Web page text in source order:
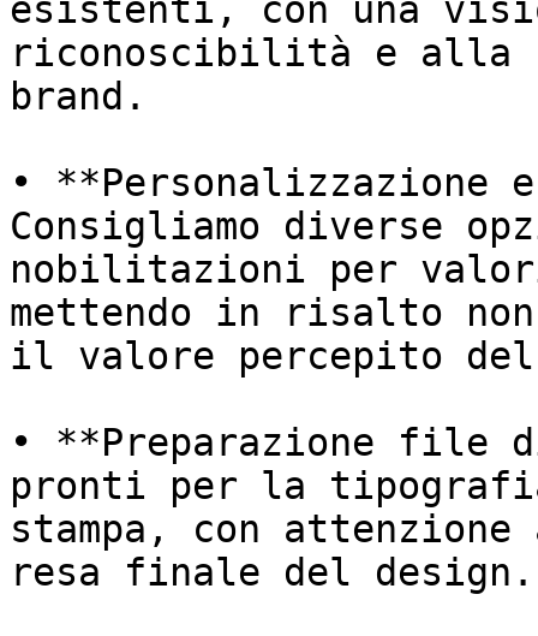
esistenti, con una
riconoscibilità e alla
brand.
•
Consigliamo diverse
nobilitazioni per
mettendo in risalto
il valore percepito
• **Preparazione file
pronti per la
stampa, con
resa finale del design.